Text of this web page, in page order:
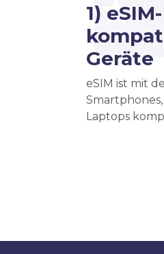
1) eSIM-
Geräte
eSIM ist mit
Laptops